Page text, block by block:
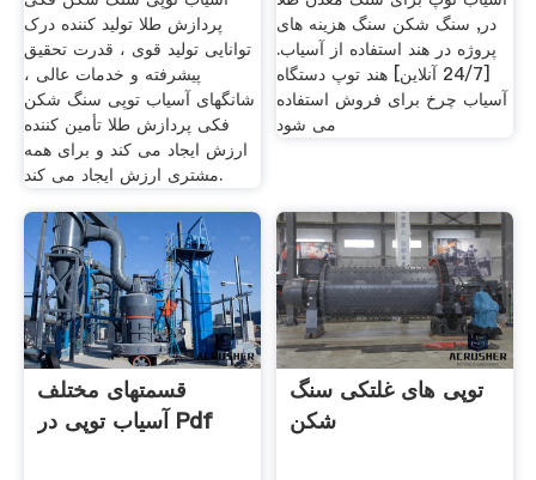
پردازش طلا تولید کننده درک
توانایی تولید قوی ، قدرت تحقیق
پیشرفته و خدمات عالی ،
شانگهای آسیاب توپی سنگ شکن
فکی پردازش طلا تأمین کننده
ارزش ایجاد می کند و برای همه
مشتری ارزش ایجاد می کند.
در, سنگ شکن سنگ هزینه های
پروژه در هند استفاده از آسیاب.
[24/7 آنلاین] هند توپ دستگاه
آسیاب چرخ برای فروش استفاده
می شود
قسمتهای مختلف
آسیاب توپی در Pdf
توپی های غلتکی سنگ
شکن